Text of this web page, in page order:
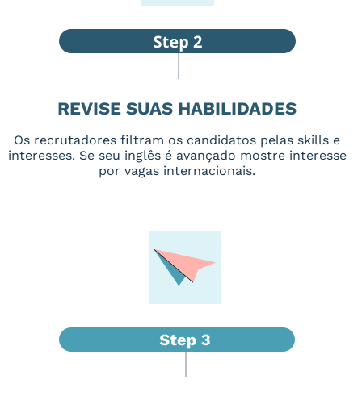
REVISE SUAS HABILIDADES
Os recrutadores filtram os candidatos pelas skills e
interesses. Se seu inglês é avançado mostre interesse
por vagas internacionais.